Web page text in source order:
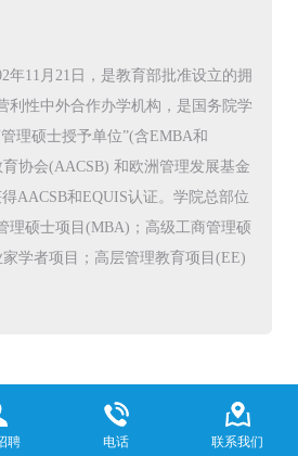
年11月21日，是教育部批准设立的拥
利性中外合作办学机构，是国务院学
理硕士授予单位”(含EMBA和
协会(AACSB) 和欧洲管理发展基金
AACSB和EQUIS认证。学院总部位
理硕士项目(MBA)；高级工商管理硕
学者项目；高层管理教育项目(EE)
聘 电话 联系我们